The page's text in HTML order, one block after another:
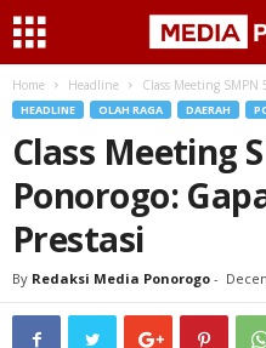
Home Headline Class Meeting SMPN
HEADLINE OLAH RAGA DAERAH
Class Meeting
Ponorogo:
Prestasi
By Redaksi Media Ponorogo -